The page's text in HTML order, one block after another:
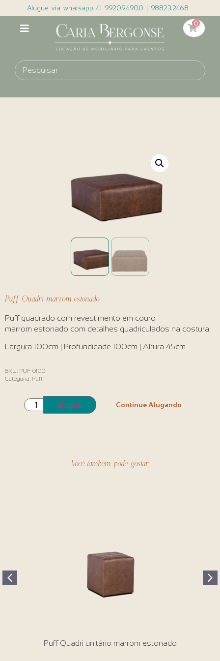
Alugue via whatsapp 41 99209.4900 | 98823.2468
0
Puff Quadri marrom estonado
Puff quadrado com revestimento em couro
marrom estonado com detalhes quadriculados na costura.
Largura 100cm | Profundidade 100cm | Altura 45cm
SKU: PUF 0100
Categoria: Puff
alugue Continue Alugando
Você também pode gostar
Puff Quadri unitário marrom estonado